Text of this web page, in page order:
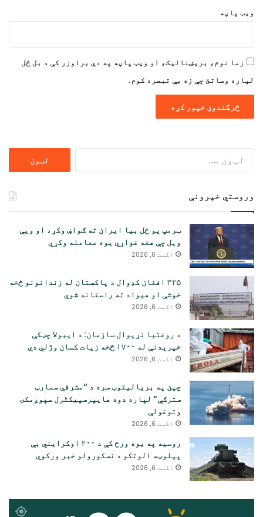
ویب پاڼه
زما نوم، بریښنالیک، او ویب پاڼه په دې براوزر کې د بل ځل
لپاره وساتئ چې زه یې تبصره کوم.
وروستي خپرونې
ټرمپ یو ځل بیا ایران ته ګواښ وکړ، او ویې
ویل چې هغه غواړي یوه معامله وکړي
اگست 6, 2026
۳۲۵ افغان کډوال د پاکستان له زندانونو څخه
خوشې او هیواد ته راستانه شوي
اگست 6, 2026
د روغتیا نړیوال سازمان: د ایبولا چټکې
خپرېدنې له ۱۷۰۰ څخه زیات کسان وژلي دي
اگست 6, 2026
چین په بریالیتوب سره د “مشرقي سمارټ
سترګې” لپاره دوه هایپرسپیکٹرل سپوږمکۍ
وتوغولې
اگست 6, 2026
روسیه په یوه ورځ کې د ۲۰۰ اوکرایني بې
پیلوټه الوتکو د نسکورولو خبر ورکوي
اگست 6, 2026